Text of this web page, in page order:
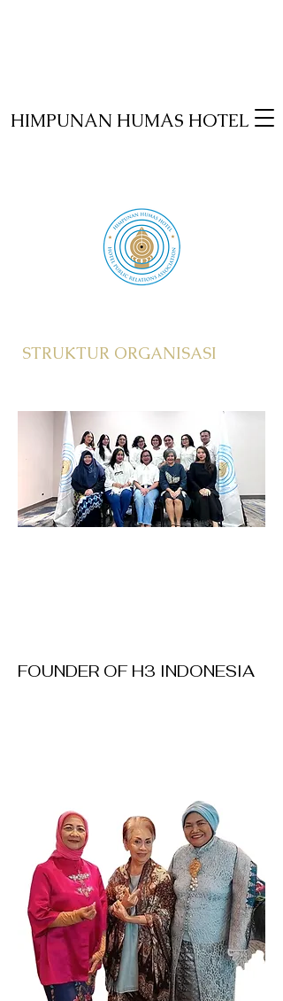
HIMPUNAN HUMAS HOTEL
STRUKTUR ORGANISASI
FOUNDER OF H3 INDONESIA